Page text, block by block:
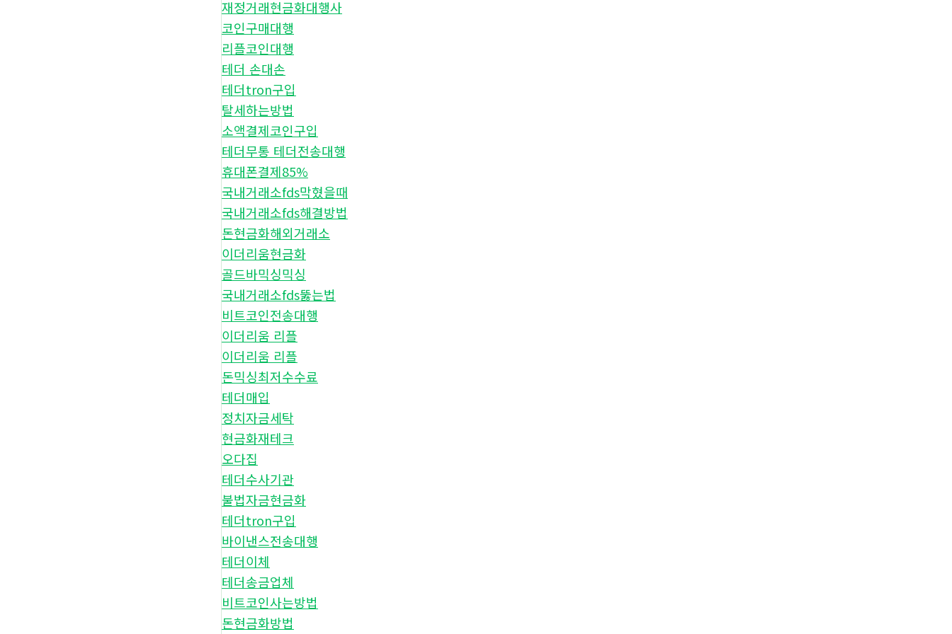
재정거래현금화대행사
코인구매대행
리플코인대행
테더 손대손
테더tron구입
탈세하는방법
소액결제코인구입
테더무통 테더전송대행
휴대폰결제85%
국내거래소fds막혔을때
국내거래소fds해결방법
돈현금화해외거래소
이더리움현금화
골드바믹싱믹싱
국내거래소fds뚫는법
비트코인전송대행
이더리움 리플
이더리움 리플
돈믹싱최저수수료
테더매입
정치자금세탁
현금화재테크
오다집
테더수사기관
불법자금현금화
테더tron구입
바이낸스전송대행
테더이체
테더송금업체
비트코인사는방법
돈현금화방법